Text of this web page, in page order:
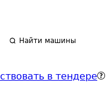
Найти машины
в тендере